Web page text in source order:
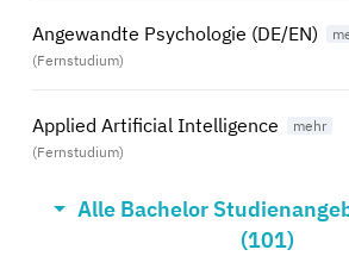
Angewandte Psychologie (DE/EN)
(Fernstudium)
Applied Artificial Intelligence
(Fernstudium)
Aviation Management (DE/EN)
Alle Bachelor
(101)